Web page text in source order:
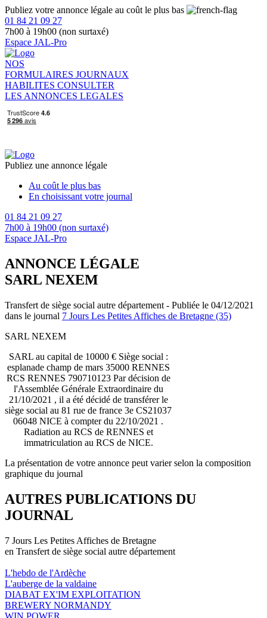
Publiez votre annonce légale au coût le plus bas
01 84 21 09 27
7h00 à 19h00 (non surtaxé)
Espace JAL-Pro
NOS
FORMULAIRES JOURNAUX
HABILITES CONSULTER
LES ANNONCES LEGALES
Publiez une annonce légale
Au coût le plus bas
En choisissant votre journal
01 84 21 09 27
7h00 à 19h00 (non surtaxé)
Espace JAL-Pro
ANNONCE LÉGALE
SARL NEXEM
Transfert de siège social autre département - Publiée le 04/12/2021
dans le journal 7 Jours Les Petites Affiches de Bretagne (35)
SARL NEXEM
SARL au capital de 10000 € Siège social :
esplanade champ de mars 35000 RENNES
RCS RENNES 790710123 Par décision de
l'Assemblée Générale Extraordinaire du
21/10/2021 , il a été décidé de transférer le
siège social au 81 rue de france 3e CS21037
06048 NICE à compter du 22/10/2021 .
Radiation au RCS de RENNES et
immatriculation au RCS de NICE.
La présentation de votre annonce peut varier selon la composition
graphique du journal
AUTRES PUBLICATIONS DU
JOURNAL
7 Jours Les Petites Affiches de Bretagne
en Transfert de siège social autre département
L'hebdo de l'Ardèche
L'auberge de la valdaine
DIABAT EX'IM EXPLOITATION
BREWERY NORMANDY
WIN POWER